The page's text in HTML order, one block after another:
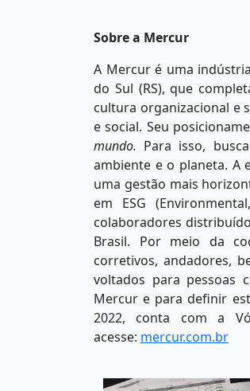
Sobre a Mercur
A Mercur é uma
do Sul (RS), que
cultura organizacional e
e social. Seu
mundo. Para isso,
ambiente e o planeta. A
uma gestão mais
em ESG
colaboradores
Brasil. Por meio da
corretivos, andadores,
voltados para pessoas
Mercur e para definir
2022, conta com a
acesse: mercur.com.br